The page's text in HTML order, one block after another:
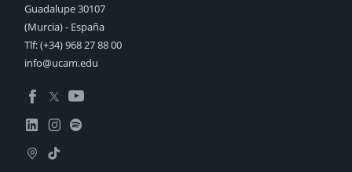
Guadalupe 30107
(Murcia) - España
Tlf:(+34) 968 27 88 00
info@ucam.edu